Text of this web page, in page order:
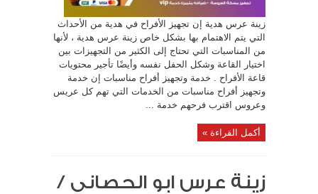
زينة عرس هدية إن تجهيز الأفراح في هدية من الأحداث
التي يتم الاهتمام بها بشكل خاص زينة عرس هدية ، لأنها
من المناسبات التي تحتاج إلى الكثير من التجهيزات بين
اختيار القاعة وشكل الحفل نفسه وأيضًا تأجير محتويات
قاعة الأفراح . خدمة وتجهيز أفراح مناسبات إن خدمة
وتجهيز أفراح مناسبات من الخدمات التي تهم كل عريس
وعروس اقترب فرحهم خدمة ...
أكمل القراءة »
زينة عرس ابو الحصاني /